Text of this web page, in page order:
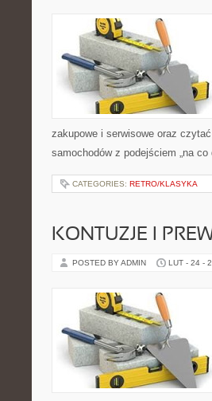
zakupowe i serwisowe oraz
samochodów z podejściem „na
CATEGORIES: RETRO/KLASYKA
KONTUZJE I
POSTED BY ADMIN LUT - 24 -